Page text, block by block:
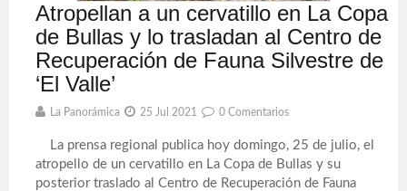
Atropellan a un cervatillo en La Copa
de Bullas y lo trasladan al Centro de
Recuperación de Fauna Silvestre de
‘El Valle’
La Panorámica 25 Jul 2021 0 Comentarios
La prensa regional publica hoy domingo, 25 de julio, el
atropello de un cervatillo en La Copa de Bullas y su
posterior traslado al Centro de Recuperación de Fauna